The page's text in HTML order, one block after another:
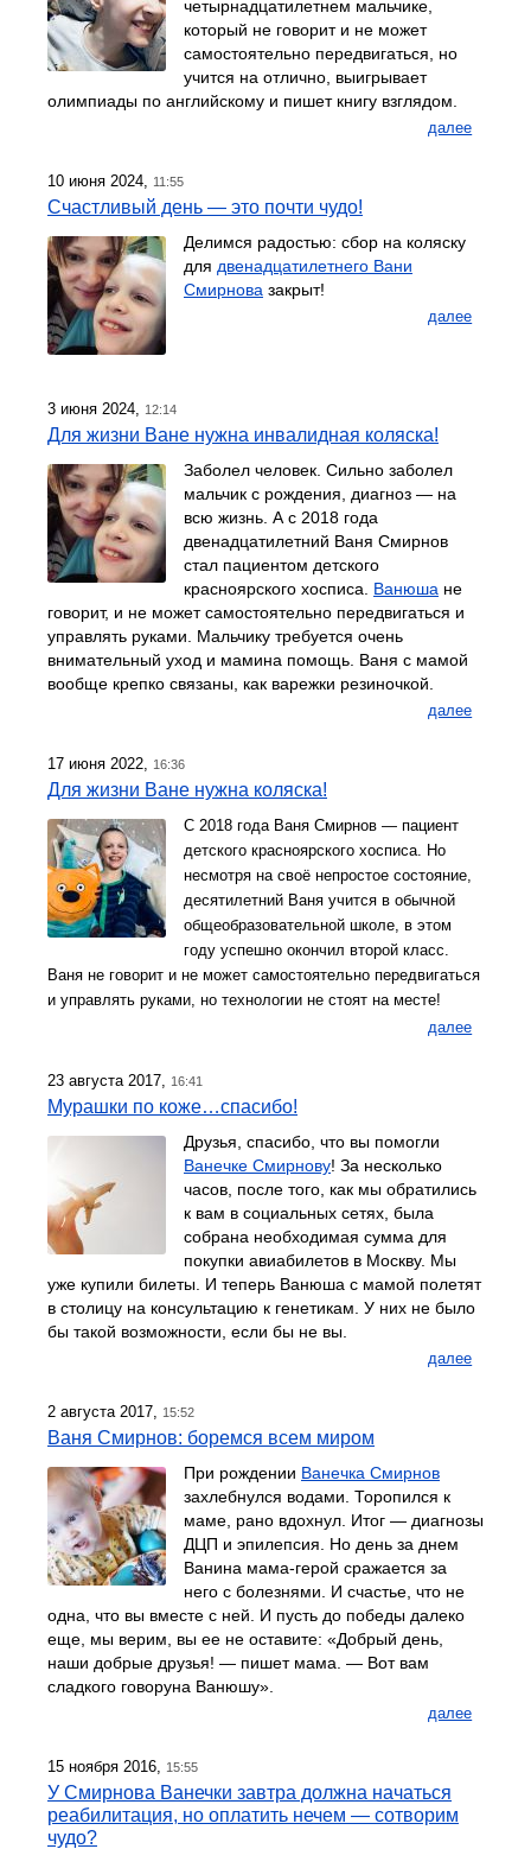
четырнадцатилетнем мальчике,
который не говорит и не может
самостоятельно передвигаться, но
учится на отлично, выигрывает
олимпиады по английскому и пишет книгу взглядом.
далее
10 июня 2024, 11:55
Счастливый день — это почти чудо!
Делимся радостью: сбор на коляску
для двенадцатилетнего Вани
Смирнова закрыт!
далее
3 июня 2024, 12:14
Для жизни Ване нужна инвалидная коляска!
Заболел человек. Сильно заболел
мальчик с рождения, диагноз — на
всю жизнь. А с 2018 года
двенадцатилетний Ваня Смирнов
стал пациентом детского
красноярского хосписа. Ванюша не
говорит, и не может самостоятельно передвигаться и
управлять руками. Мальчику требуется очень
внимательный уход и мамина помощь. Ваня с мамой
вообще крепко связаны, как варежки резиночкой.
далее
17 июня 2022, 16:36
Для жизни Ване нужна коляска!
С 2018 года Ваня Смирнов — пациент
детского красноярского хосписа. Но
несмотря на своё непростое состояние,
десятилетний Ваня учится в обычной
общеобразовательной школе, в этом
году успешно окончил второй класс.
Ваня не говорит и не может самостоятельно передвигаться
и управлять руками, но технологии не стоят на месте!
далее
23 августа 2017, 16:41
Мурашки по коже…спасибо!
Друзья, спасибо, что вы помогли
Ванечке Смирнову! За несколько
часов, после того, как мы обратились
к вам в социальных сетях, была
собрана необходимая сумма для
покупки авиабилетов в Москву. Мы
уже купили билеты. И теперь Ванюша с мамой полетят
в столицу на консультацию к генетикам. У них не было
бы такой возможности, если бы не вы.
далее
2 августа 2017, 15:52
Ваня Смирнов: боремся всем миром
При рождении Ванечка Смирнов
захлебнулся водами. Торопился к
маме, рано вдохнул. Итог — диагнозы
ДЦП и эпилепсия. Но день за днем
Ванина мама-герой сражается за
него с болезнями. И счастье, что не
одна, что вы вместе с ней. И пусть до победы далеко
еще, мы верим, вы ее не оставите: «Добрый день,
наши добрые друзья! — пишет мама. — Вот вам
сладкого говоруна Ванюшу».
далее
15 ноября 2016, 15:55
У Смирнова Ванечки завтра должна начаться
реабилитация, но оплатить нечем — сотворим
чудо?